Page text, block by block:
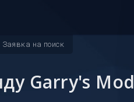
Заявка на поиск
Garry's Mod